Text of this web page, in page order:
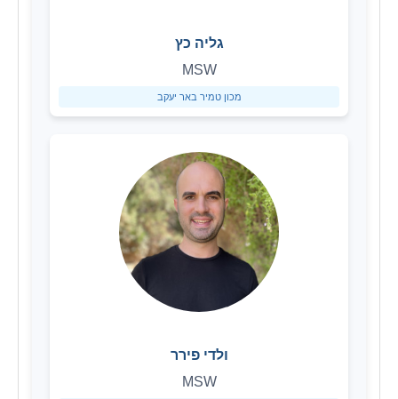
גליה כץ
MSW
מכון טמיר באר יעקב
ולדי פירר
MSW